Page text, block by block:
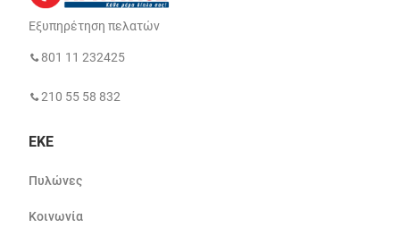
Εξυπηρέτηση πελατών
801 11 232425
210 55 58 832
ΕΚΕ
Πυλώνες
Κοινωνία